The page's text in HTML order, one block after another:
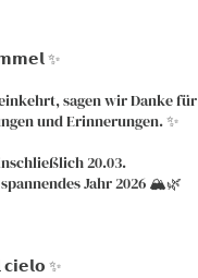
✨
sagen wir Danke für
und Erinnerungen. ✨
20.03.
Jahr 2026 🏔️🌿
✨